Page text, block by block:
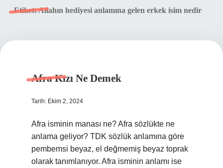
Etiket:Allahın hediyesi anlamına gelen erkek isim nedir
Afra Kızı Ne Demek
Tarih: Ekim 2, 2024
Afra isminin manası ne? Afra sözlükte ne
anlama geliyor? TDK sözlük anlamına göre
pembemsi beyaz, el değmemiş beyaz toprak
olarak tanımlanıyor. Afra isminin anlamı ise